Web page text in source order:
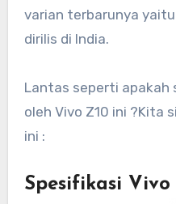
varian terbarunya
dirilis di India.
Lantas seperti apakah
oleh Vivo Z10 ini ?Kita
ini :
Spesifikasi Vivo